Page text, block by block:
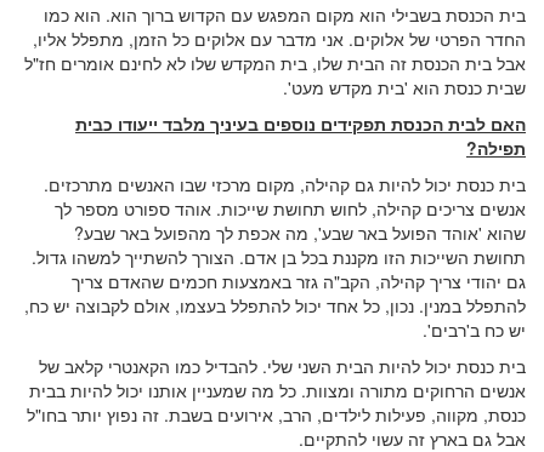
בית הכנסת בשבילי הוא מקום המפגש עם הקדוש ברוך הוא. הוא כמו
החדר הפרטי של אלוקים. אני מדבר עם אלוקים כל הזמן, מתפלל אליו,
אבל בית הכנסת זה הבית שלו, בית המקדש שלו לא לחינם אומרים חז"ל
שבית כנסת הוא 'בית מקדש מעט'.
האם לבית הכנסת תפקידים נוספים בעיניך מלבד ייעודו כבית
תפילה?
בית כנסת יכול להיות גם קהילה, מקום מרכזי שבו האנשים מתרכזים.
אנשים צריכים קהילה, לחוש תחושת שייכות. אוהד ספורט מספר לך
שהוא 'אוהד הפועל באר שבע', מה אכפת לך מהפועל באר שבע?
תחושת השייכות הזו מקננת בכל בן אדם. הצורך להשתייך למשהו גדול.
גם יהודי צריך קהילה, הקב"ה גזר באמצעות חכמים שהאדם צריך
להתפלל במנין. נכון, כל אחד יכול להתפלל בעצמו, אולם לקבוצה יש כח,
יש כח ב'רבים'.
בית כנסת יכול להיות הבית השני שלי. להבדיל כמו הקאנטרי קלאב של
אנשים הרחוקים מתורה ומצוות. כל מה שמעניין אותנו יכול להיות בבית
כנסת, מקווה, פעילות לילדים, הרב, אירועים בשבת. זה נפוץ יותר בחו"ל
אבל גם בארץ זה עשוי להתקיים.